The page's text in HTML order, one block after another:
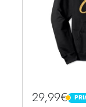
29,99€PRIME